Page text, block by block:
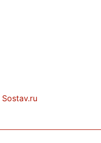
Sostav.ru